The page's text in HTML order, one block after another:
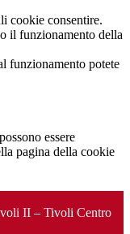
cookie consentire.
il funzionamento della
funzionamento potete
essere
pagina della cookie
II – Tivoli Centro